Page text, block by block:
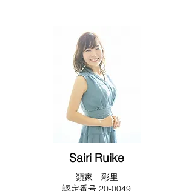
Sairi Ruike
​類家 彩里
​​認定番号 20-0049